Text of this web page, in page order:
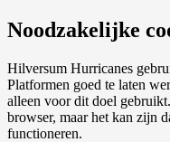
Noodzakelijke
Hilversum Hurricanes
Platformen goed te laten
alleen voor dit doel
browser, maar het kan zijn
functioneren.